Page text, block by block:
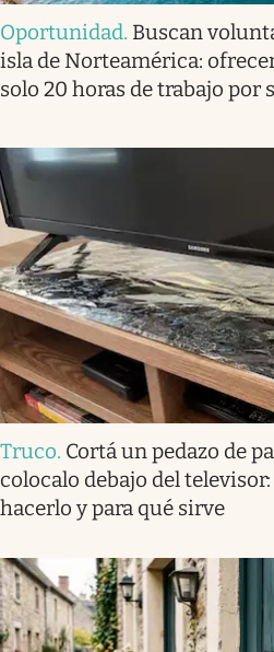
Oportunidad. Buscan
isla de Norteamérica:
solo 20 horas de trabajo por
Truco. Cortá un pedazo de
colocalo debajo del
hacerlo y para qué sirve